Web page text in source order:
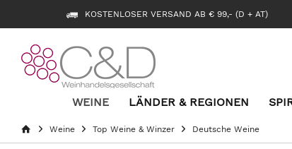
KOSTENLOSER VERSAND AB € 99,- (D + AT)
WEINE LÄNDER & REGIONEN
Weine Top Weine & Winzer Deutsche Weine